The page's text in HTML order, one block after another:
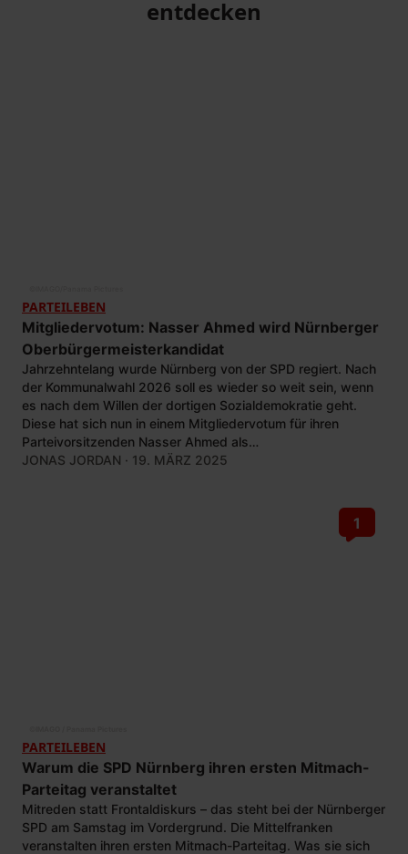
entdecken
PARTEILEBEN
Mitgliedervotum: Nasser Ahmed wird Nürnberger
Oberbürgermeisterkandidat
Jahrzehntelang wurde Nürnberg von der SPD regiert. Nach
der Kommunalwahl 2026 soll es wieder so weit sein, wenn
es nach dem Willen der dortigen Sozialdemokratie geht.
Diese hat sich nun in einem Mitgliedervotum für ihren
Parteivorsitzenden Nasser Ahmed als
Oberbürgermeisterkandidaten ausgesprochen.
JONAS JORDAN · 19. MÄRZ 2025
1
PARTEILEBEN
Warum die SPD Nürnberg ihren ersten Mitmach-
Parteitag veranstaltet
Mitreden statt Frontaldiskurs – das steht bei der Nürnberger
SPD am Samstag im Vordergrund. Die Mittelfranken
veranstalten ihren ersten Mitmach-Parteitag. Was sie sich